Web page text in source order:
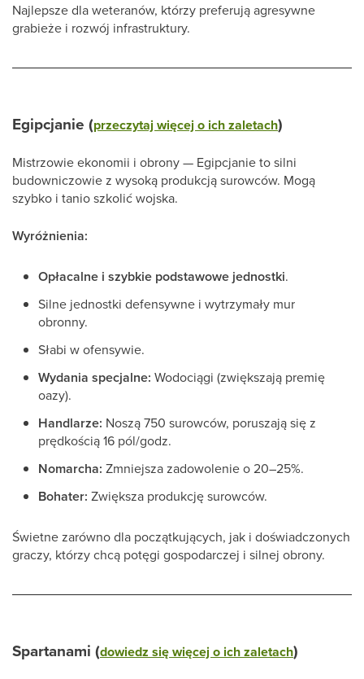
Najlepsze dla weteranów, którzy preferują agresywne
grabieże i rozwój infrastruktury.
Egipcjanie (przeczytaj więcej o ich zaletach)
Mistrzowie ekonomii i obrony — Egipcjanie to silni
budowniczowie z wysoką produkcją surowców. Mogą
szybko i tanio szkolić wojska.
Wyróżnienia:
Opłacalne i szybkie podstawowe jednostki.
Silne jednostki defensywne i wytrzymały mur
obronny.
Słabi w ofensywie.
Wydania specjalne: Wodociągi (zwiększają premię
oazy).
Handlarze: Noszą 750 surowców, poruszają się z
prędkością 16 pól/godz.
Nomarcha: Zmniejsza zadowolenie o 20–25%.
Bohater: Zwiększa produkcję surowców.
Świetne zarówno dla początkujących, jak i doświadczonych
graczy, którzy chcą potęgi gospodarczej i silnej obrony.
Spartanami (dowiedz się więcej o ich zaletach)